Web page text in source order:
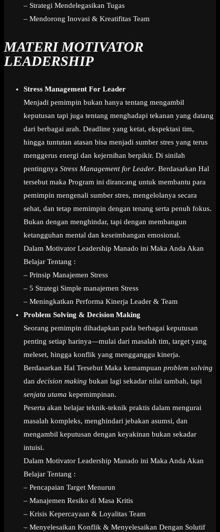
– Strategi Mendelegasikan Tugas
– Mendorong Inovasi & Kreatifitas Team
MATERI MOTIVATOR
LEADERSHIP
Stress Management For Leader
Menjadi pemimpin bukan hanya tentang mengambil
keputusan tapi juga tentang menghadapi tekanan yang datang
dari berbagai arah. Deadline yang ketat, ekspektasi tim,
hingga tuntutan atasan bisa menjadi sumber stres yang terus
menggerus energi dan kejernihan berpikir. Di sinilah
pentingnya Stress Management for Leader. Berdasarkan Hal
tersebut maka Program ini dirancang untuk membantu para
pemimpin mengenali sumber stres, mengelolanya secara
sehat, dan tetap memimpin dengan tenang serta penuh fokus.
Bukan dengan menghindar, tapi dengan membangun
ketangguhan mental dan keseimbangan emosional.
Dalam Motivator Leadership Manado ini Maka Anda Akan
Belajar Tentang :
– Prinsip Manajemen Stress
– 5 Strategi Simple manajemen Stress
– Meningkatkan Performa Kinerja Leader & Team
Problem Solving & Decision Making
Seorang pemimpin dihadapkan pada berbagai keputusan
penting setiap harinya—mulai dari masalah tim, target yang
meleset, hingga konflik yang mengganggu kinerja.
Berdasarkan Hal Tersebut Maka kemampuan problem solving
dan decision making bukan lagi sekadar nilai tambah, tapi
senjata utama kepemimpinan.
Peserta akan belajar teknik-teknik praktis dalam mengurai
masalah kompleks, menghindari jebakan asumsi, dan
mengambil keputusan dengan keyakinan bukan sekadar
intuisi.
Dalam Motivator Leadership Manado ini Maka Anda Akan
Belajar Tentang :
– Pencapaian Target Menurun
– Manajemen Resiko di Masa Kritis
– Krisis Kepercayaan & Loyalitas Team
– Menyelesaikan Konflik & Menyelesaikan Dengan Solutif